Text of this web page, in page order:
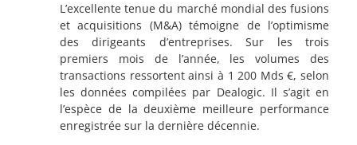
L’excellente tenue du marché mondial des fusions
et acquisitions (M&A) témoigne de l’optimisme
des dirigeants d’entreprises. Sur les trois
premiers mois de l’année, les volumes des
transactions ressortent ainsi à 1 200 Mds €, selon
les données compilées par Dealogic. Il s’agit en
l’espèce de la deuxième meilleure performance
enregistrée sur la dernière décennie.